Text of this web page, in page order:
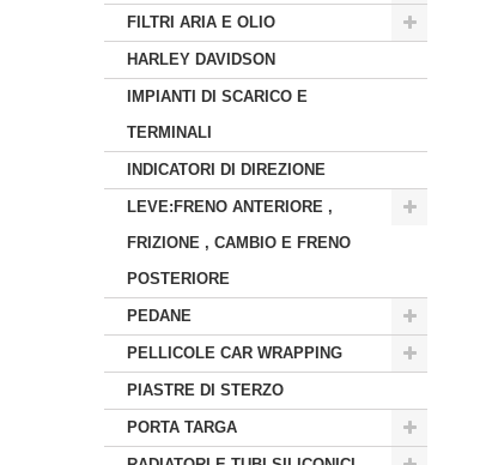
FILTRI ARIA E OLIO
HARLEY DAVIDSON
IMPIANTI DI SCARICO E
TERMINALI
INDICATORI DI DIREZIONE
LEVE:FRENO ANTERIORE ,
FRIZIONE , CAMBIO E FRENO
POSTERIORE
PEDANE
PELLICOLE CAR WRAPPING
PIASTRE DI STERZO
PORTA TARGA